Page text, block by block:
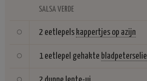
SALSA VERDE
2 eetlepels kappertjes op azijn
1 eetlepel gehakte bladpeterselie